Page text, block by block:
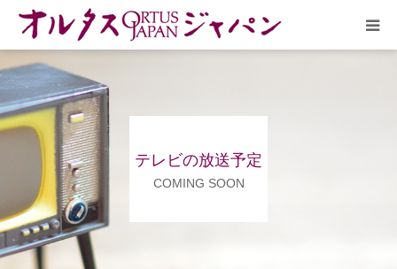
テレビの放送予定
COMING SOON
HOME
放送予定
作品リスト
VOICE